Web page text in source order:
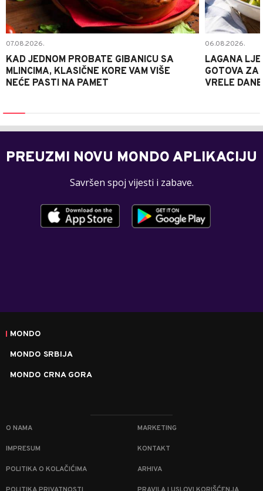
07.08.2026.
KAD JEDNOM PROBATE GIBANICU SA
MLINCIMA, KLASIČNE KORE VAM VIŠE
NEĆE PASTI NA PAMET
06.08.2026.
LAGANA
GOTOVA ZA
VRELE DANE
PREUZMI NOVU MONDO APLIKACIJU
Savršen spoj vijesti i zabave.
MONDO
MONDO SRBIJA
MONDO CRNA GORA
O NAMA MARKETING
IMPRESUM KONTAKT
POLITIKA O KOLAČIĆIMA ARHIVA